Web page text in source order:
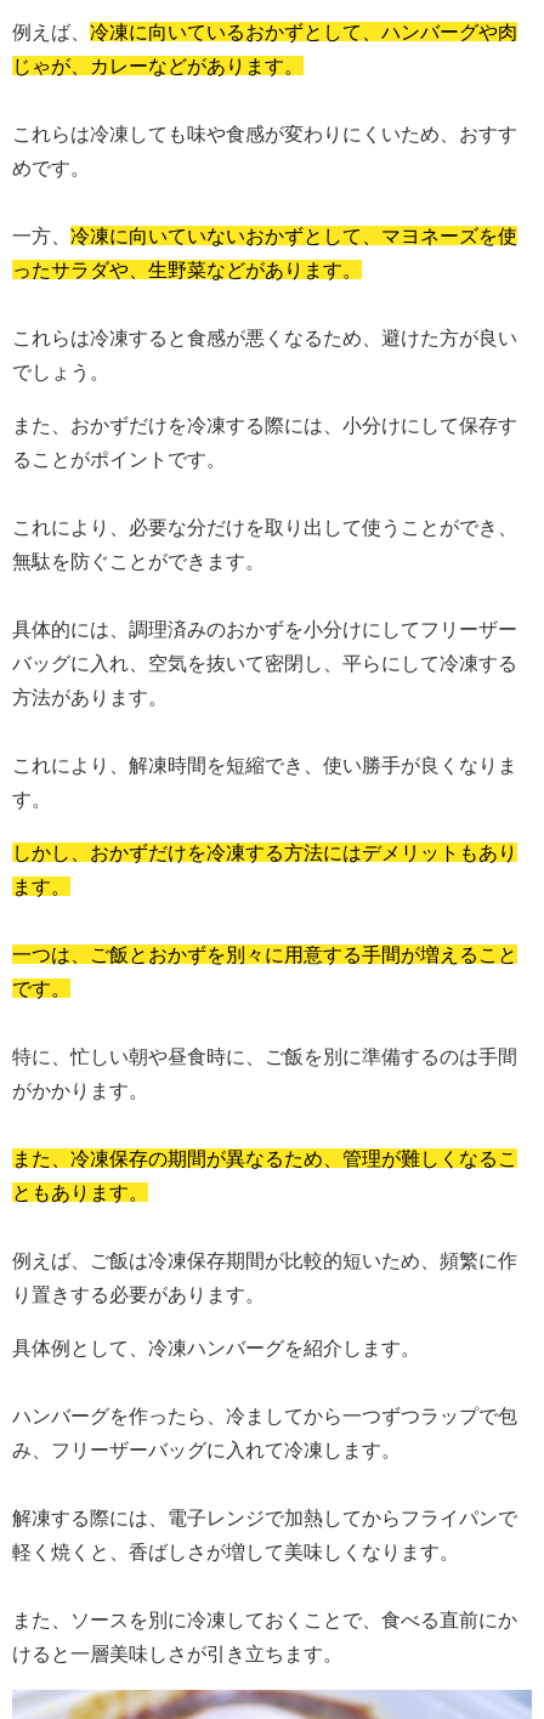
例えば、 冷凍に向いているおかずとして、ハンバーグや肉
じゃが、カレーなどがあります。
これらは冷凍しても味や食感が変わりにくいため、おすす
めです。
一方、 冷凍に向いていないおかずとして、マヨネーズを使
ったサラダや、生野菜などがあります。
これらは冷凍すると食感が悪くなるため、避けた方が良い
でしょう。
また、おかずだけを冷凍する際には、小分けにして保存す
ることがポイントです。
これにより、必要な分だけを取り出して使うことができ、
無駄を防ぐことができます。
具体的には、調理済みのおかずを小分けにしてフリーザー
バッグに入れ、空気を抜いて密閉し、平らにして冷凍する
方法があります。
これにより、解凍時間を短縮でき、使い勝手が良くなりま
す。
しかし、おかずだけを冷凍する方法にはデメリットもあり
ます。
一つは、ご飯とおかずを別々に用意する手間が増えること
です。
特に、忙しい朝や昼食時に、ご飯を別に準備するのは手間
がかかります。
また、冷凍保存の期間が異なるため、管理が難しくなるこ
ともあります。
例えば、ご飯は冷凍保存期間が比較的短いため、頻繁に作
り置きする必要があります。
具体例として、冷凍ハンバーグを紹介します。
ハンバーグを作ったら、冷ましてから一つずつラップで包
み、フリーザーバッグに入れて冷凍します。
解凍する際には、電子レンジで加熱してからフライパンで
軽く焼くと、香ばしさが増して美味しくなります。
また、ソースを別に冷凍しておくことで、食べる直前にか
けると一層美味しさが引き立ちます。